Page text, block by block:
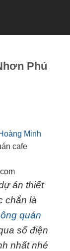
Phú
Minh
cafe
án thiết
chắn là
quán
số điện
nhất nhé